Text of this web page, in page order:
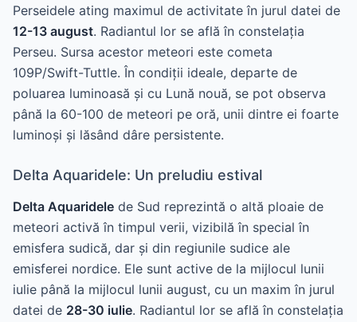
Perseidele ating maximul de activitate în jurul datei de
12-13 august. Radiantul lor se află în constelația
Perseu. Sursa acestor meteori este cometa
109P/Swift-Tuttle. În condiții ideale, departe de
poluarea luminoasă și cu Lună nouă, se pot observa
până la 60-100 de meteori pe oră, unii dintre ei foarte
luminoși și lăsând dâre persistente.
Delta Aquaridele: Un preludiu estival
Delta Aquaridele de Sud reprezintă o altă ploaie de
meteori activă în timpul verii, vizibilă în special în
emisfera sudică, dar și din regiunile sudice ale
emisferei nordice. Ele sunt active de la mijlocul lunii
iulie până la mijlocul lunii august, cu un maxim în jurul
datei de 28-30 iulie. Radiantul lor se află în constelația